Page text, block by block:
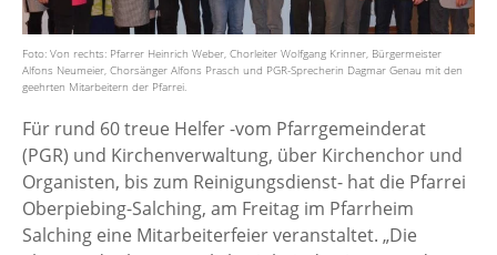
Foto: Von rechts: Pfarrer Heinrich Weber, Chorleiter Wolfgang Krinner, Bürgermeister
Alfons Neumeier, Chorsänger Alfons Prasch und PGR-Sprecherin Dagmar Genau mit den
geehrten Mitarbeitern der Pfarrei.
Für rund 60 treue Helfer -vom Pfarrgemeinderat
(PGR) und Kirchenverwaltung, über Kirchenchor und
Organisten, bis zum Reinigungsdienst- hat die Pfarrei
Oberpiebing-Salching, am Freitag im Pfarrheim
Salching eine Mitarbeiterfeier veranstaltet. „Die